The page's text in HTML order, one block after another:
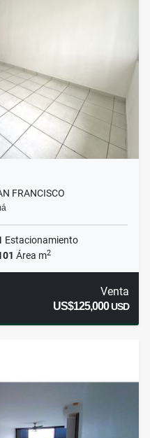
FRANCISCO
Estacionamiento
Área m2
Venta
US$125,000USD